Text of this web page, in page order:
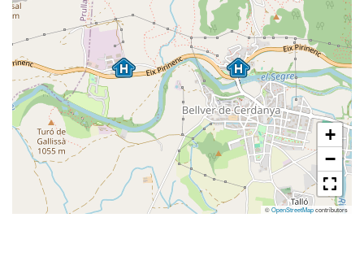
+
−
©OpenStreetMapcontributors